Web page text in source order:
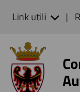
Link utili